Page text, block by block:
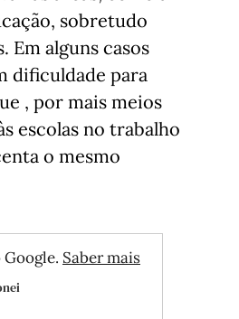
sobretudo
Em alguns casos
dificuldade para
, por mais meios
escolas no trabalho
o mesmo
Saber mais